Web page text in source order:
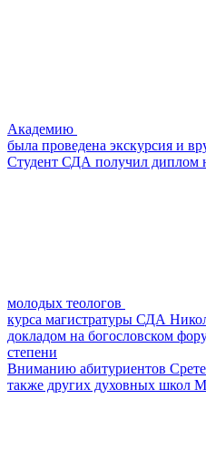
Академию
была проведена экскурсия и
Студент СДА получил диплом
молодых теологов
курса магистратуры СДА
докладом на богословском
степени
Вниманию абитуриентов
также других духовных школ